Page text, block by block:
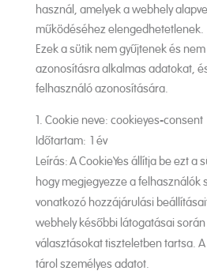
használ, amelyek a webhely
működéséhez elengedhetetlenek.
Ezek a sütik nem gyűjtenek és
azonosításra alkalmas adatokat,
felhasználó azonosítására.
Cookie neve: cookieyes-consent
Időtartam: 1 év
Leírás: A CookieYes állítja be ezt a
hogy megjegyezze a felhasználók
vonatkozó hozzájárulási
webhely későbbi látogatásai
választásokat tiszteletben tartsa.
tárol személyes adatot.